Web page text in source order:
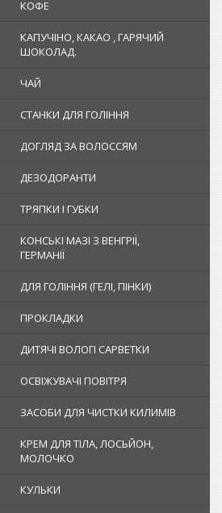
КОФЕ
КАПУЧІНО, КАКАО , ГАРЯЧИЙ
ШОКОЛАД.
ЧАЙ
СТАНКИ ДЛЯ ГОЛІННЯ
ДОГЛЯД ЗА ВОЛОССЯМ
ДЕЗОДОРАНТИ
ТРЯПКИ І ГУБКИ
КОНСЬКІ МАЗІ З ВЕНГРІЇ,
ГЕРМАНІЇ
ДЛЯ ГОЛІННЯ (ГЕЛІ, ПІНКИ)
ПРОКЛАДКИ
ДИТЯЧІ ВОЛОГІ САРВЕТКИ
ОСВІЖУВАЧІ ПОВІТРЯ
ЗАСОБИ ДЛЯ ЧИСТКИ КИЛИМІВ
КРЕМ ДЛЯ ТІЛА, ЛОСЬЙОН,
МОЛОЧКО
КУЛЬКИ